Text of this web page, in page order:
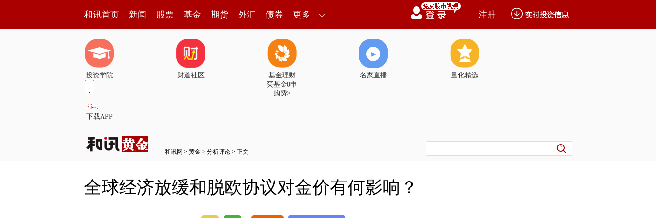
和讯首页 新闻 股票 基金 期货 外汇 债券 更多 注册
投资学院 财道社区
基金理财
买基金0申
购费>
名家直播 量化精选
下载APP
和讯网 > 黄金 > 分析评论 > 正文
全球经济放缓和脱欧协议对金价有何影响？